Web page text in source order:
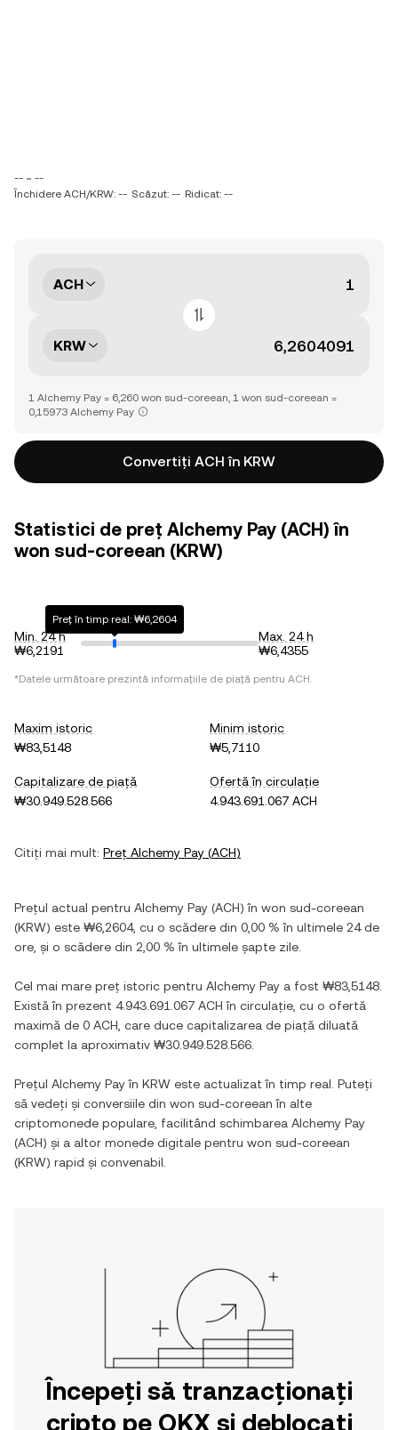
-- ~ --
Închidere ACH/KRW: -- Scăzut: -- Ridicat: --
ACH
KRW
1 Alchemy Pay = 6,260 won sud-coreean, 1 won sud-coreean =
0,15973 Alchemy Pay
Convertiți ACH în KRW
Statistici de preț Alchemy Pay (ACH) în
won sud-coreean (KRW)
Min. 24 h
₩6,2191
Preț în timp real: ₩6,2604
Max. 24 h
₩6,4355
*Datele următoare prezintă informațiile de piață pentru ACH.
Maxim istoric
₩83,5148
Minim istoric
₩5,7110
Capitalizare de piață
₩30.949.528.566
Ofertă în circulație
4.943.691.067 ACH
Citiți mai mult: Preț Alchemy Pay (ACH)
Prețul actual pentru Alchemy Pay (ACH) în won sud-coreean
(KRW) este ₩6,2604, cu o scădere din 0,00 % în ultimele 24 de
ore, și o scădere din 2,00 % în ultimele șapte zile.
Cel mai mare preț istoric pentru Alchemy Pay a fost ₩83,5148
Există în prezent 4.943.691.067 ACH în circulație, cu o ofertă
maximă de 0 ACH , care duce capitalizarea de piață diluată
complet la aproximativ ₩30.949.528.566
Prețul Alchemy Payîn KRW este actualizat în timp real. Puteți
să vedeți și conversiile din won sud-coreean în alte
criptomonede populare, facilitând schimbarea Alchemy Pay
(ACH) și a altor monede digitale pentru won sud-coreean
(KRW) rapid și convenabil.
Începeți să tranzacționați
cripto pe OKX și deblocați